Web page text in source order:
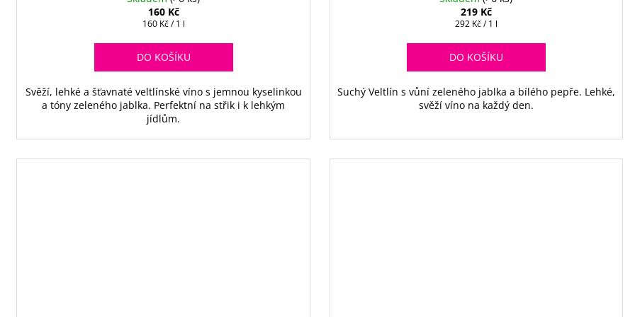
160 Kč
Měrná
160 Kč / 1 l
DO KOŠÍKU
Svěží, lehké a šťavnaté veltlínské víno s jemnou kyselinkou
a tóny zeleného jablka. Perfektní na střik i k lehkým
jídlům.
219 Kč
Měrná
292 Kč / 1 l
DO KOŠÍKU
Suchý Veltlín s vůní zeleného jablka a bílého pepře. Lehké,
svěží víno na každý den.